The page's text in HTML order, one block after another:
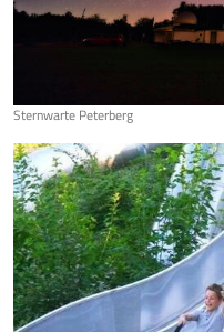
Sternwarte Peterberg